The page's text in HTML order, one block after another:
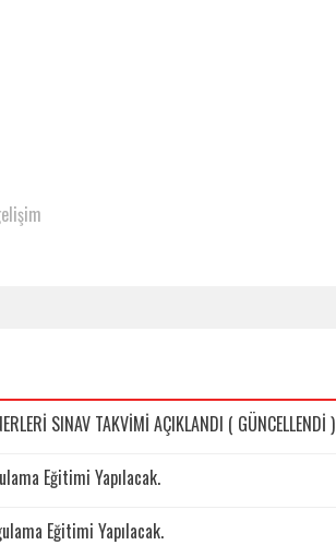
SINAV TAKVİMİ AÇIKLANDI ( GÜNCELLENDİ )
Eğitimi Yapılacak.
Eğitimi Yapılacak.